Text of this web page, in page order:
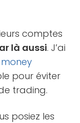
comptes
là aussi. J’ai
money
pour éviter
trading.
posiez les